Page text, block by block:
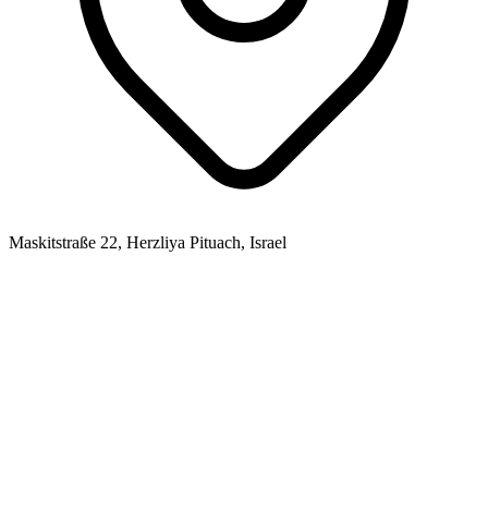
Maskitstraße 22, Herzliya Pituach, Israel